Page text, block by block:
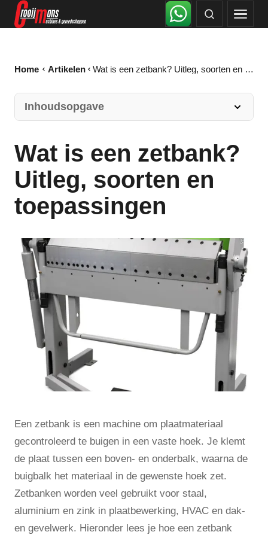
Home Artikelen Wat is een zetbank? Uitleg, soorten en toepassingen
Inhoudsopgave
Wat is een zetbank?
Uitleg, soorten en
toepassingen
Een zetbank is een machine om plaatmateriaal
gecontroleerd te buigen in een vaste hoek. Je klemt
de plaat tussen een boven- en onderbalk, waarna de
buigbalk het materiaal in de gewenste hoek zet.
Zetbanken worden veel gebruikt voor staal,
aluminium en zink in plaatbewerking, HVAC en dak-
en gevelwerk. Hieronder lees je hoe een zetbank